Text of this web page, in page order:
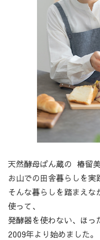
天然酵母ぱん蔵の 椿留美
お山での田舎暮らしを実
そんな暮らしを踏まえ
使って、
発酵器を使わない、ほっ
2009年より始めました。